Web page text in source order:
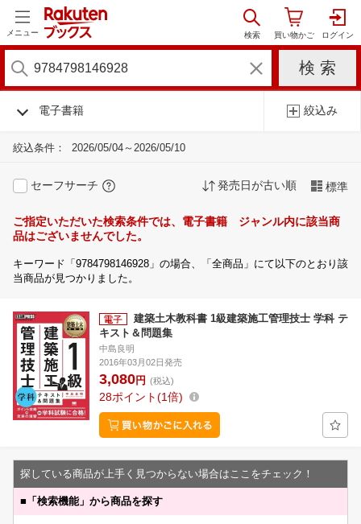
メニュー
電子書籍 絞込み
絞込条件： 2026/05/04～2026/05/10
セーフサーチ 発売日が古い順 標準
ご指定いただいた検索条件では、電子書籍 ジャンル内に該当商
品はございませんでした。
キーワード「9784798146928」の場合、「全商品」にて以下のとおり該
当商品が見つかりました。
建築土木教科書 1級建築施工管理技士 学科 テ
キスト＆問題集
中島良明
2016年03月02日発売
3,080円 (税込)
28ポイント 1倍
探している商品が上手く見つからない場合はここをチェック！
■ 「検索機能」から商品を探す